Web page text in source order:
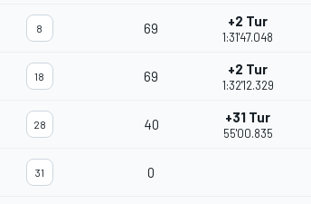
8 69 +2 Tur
1:31'47.048
18 69 +2 Tur
1:32'12.329
28 40 +31 Tur
55'00.835
31 0